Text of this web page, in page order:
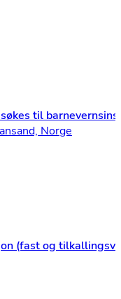
50% stilling til
til
Norge
trygge
(fast og
søker nå